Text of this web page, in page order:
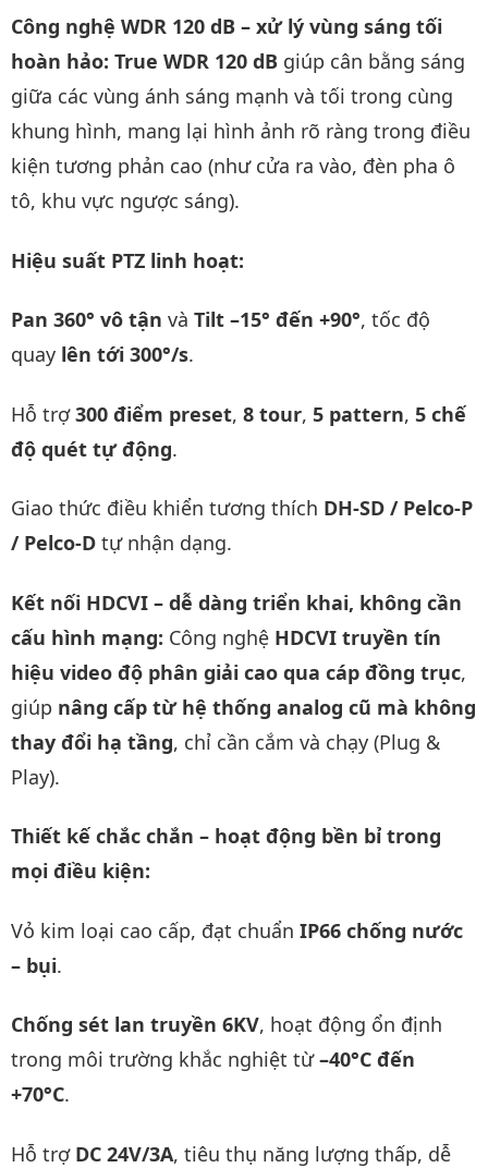
Công nghệ WDR 120 dB – xử lý vùng sáng tối
hoàn hảo: True WDR 120 dB giúp cân bằng sáng
giữa các vùng ánh sáng mạnh và tối trong cùng
khung hình, mang lại hình ảnh rõ ràng trong điều
kiện tương phản cao (như cửa ra vào, đèn pha ô
tô, khu vực ngược sáng).
Hiệu suất PTZ linh hoạt:
Pan 360° vô tận và Tilt –15° đến +90°, tốc độ
quay lên tới 300°/s.
Hỗ trợ300 điểm preset, 8 tour, 5 pattern, 5 chế
độ quét tự động.
Giao thức điều khiển tương thích DH-SD / Pelco-P
/ Pelco-D tự nhận dạng.
Kết nối HDCVI – dễ dàng triển khai, không cần
cấu hình mạng: Công nghệ HDCVI truyền tín
hiệu video độ phân giải cao qua cáp đồng trục,
giúp nâng cấp từ hệ thống analog cũ mà không
thay đổi hạ tầng, chỉ cần cắm và chạy (Plug &
Play).
Thiết kế chắc chắn – hoạt động bền bỉ trong
mọi điều kiện:
Vỏ kim loại cao cấp, đạt chuẩn IP66 chống nước
– bụi.
Chống sét lan truyền 6KV, hoạt động ổn định
trong môi trường khắc nghiệt từ–40°C đến
+70°C.
Hỗ trợ DC 24V/3A, tiêu thụ năng lượng thấp, dễ